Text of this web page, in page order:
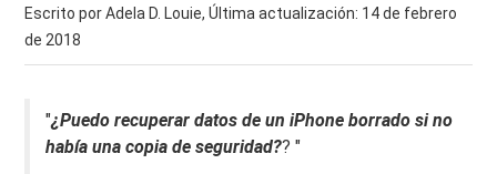
Escrito por Adela D. Louie, Última actualización: 14 de febrero
de 2018
"¿Puedo recuperar datos de un iPhone borrado si no
había una copia de seguridad?? "